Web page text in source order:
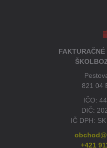
821 04
IČO:
DIČ:
IČ DPH:
+421